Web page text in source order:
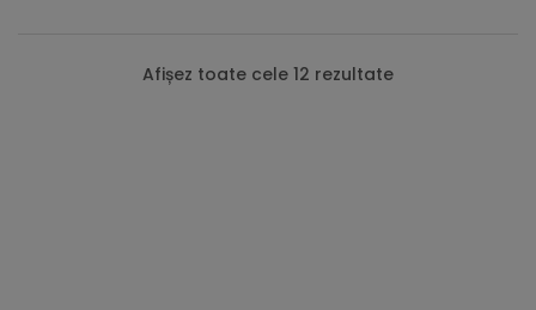
Afișez toate cele 12 rezultate